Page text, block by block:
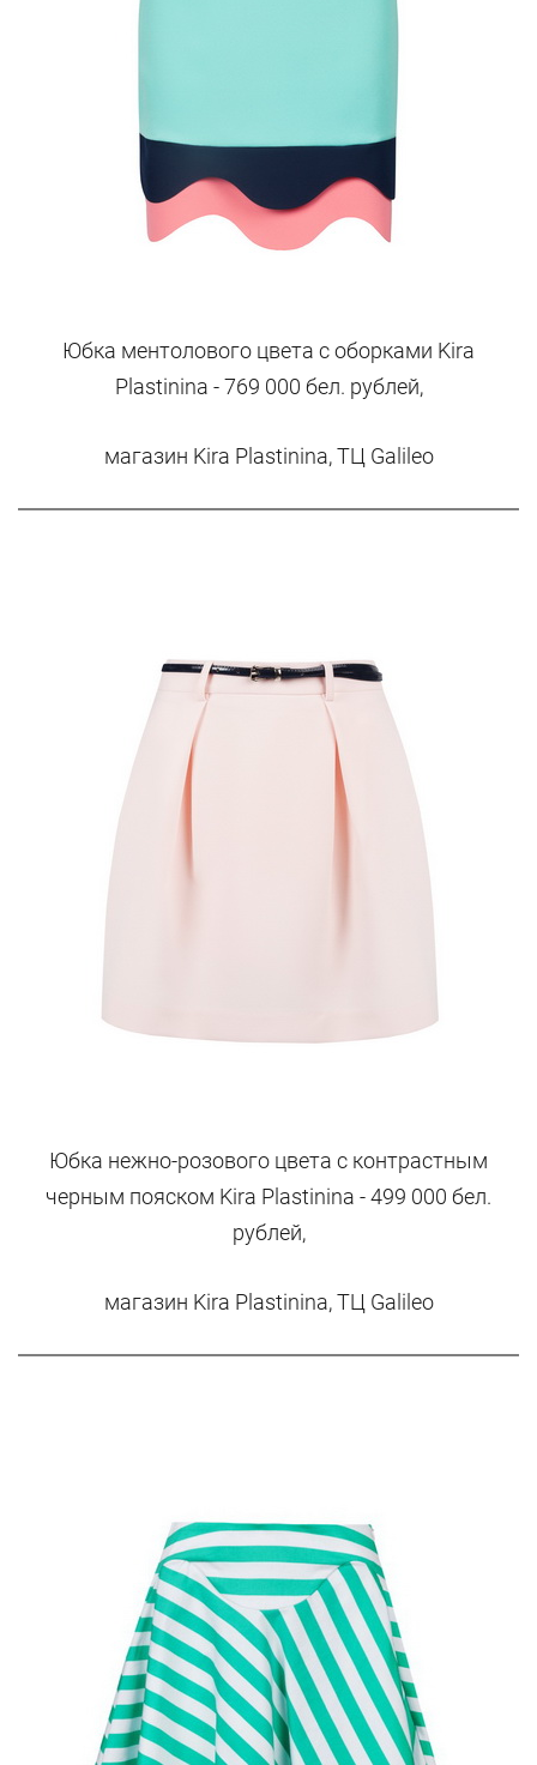
Юбка ментолового цвета с оборками Kira
Plastinina - 769 000 бел. рублей,
магазин Kira Plastinina, ТЦ Galileo
Юбка нежно-розового цвета с контрастным
черным пояском Kira Plastinina - 499 000 бел.
рублей,
магазин Kira Plastinina, ТЦ Galileo